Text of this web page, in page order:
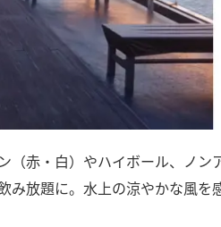
（赤・白）やハイボール、ノン
み放題に。水上の涼やかな風を